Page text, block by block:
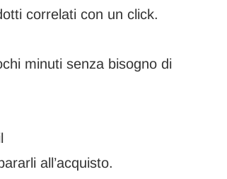
correlati con un click.
minuti senza bisogno di
all’acquisto.